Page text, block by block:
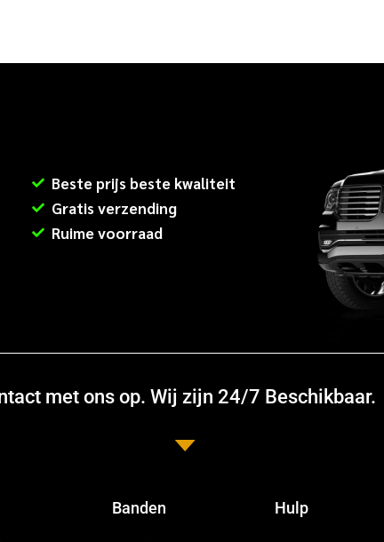
Beste prijs beste kwaliteit
Gratis verzending
Ruime voorraad
met ons op. Wij zijn 24/7 Beschikbaar.
Banden Hulp